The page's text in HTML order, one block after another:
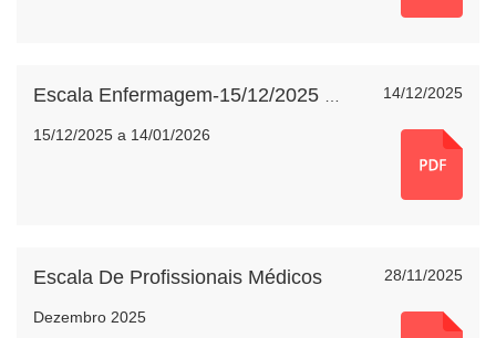
14/12/2025
15/12/2025 a 14/01/2026
28/11/2025
Escala De Profissionais Médicos
Dezembro 2025